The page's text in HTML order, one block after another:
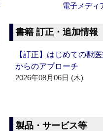
電子メディ
書籍 訂正・追加情報
【訂正】はじめての獣
からのアプローチ
2026年08月06日 (木)
製品・サービス等